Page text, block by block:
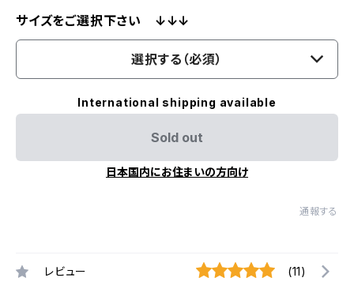
サイズをご選択下さい ↓↓↓
選択する（必須）
International shipping available
Sold out
日本国内にお住まいの方向け
通報する
レビュー (11)